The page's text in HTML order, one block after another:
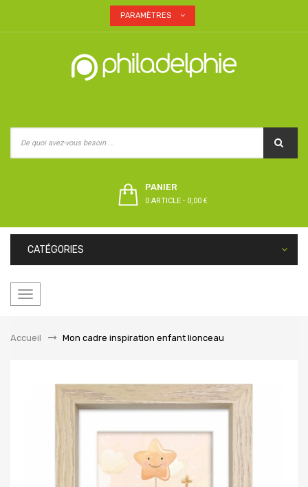
PARAMÈTRES
PANIER
0 ARTICLE - 0,00 €
CATÉGORIES
Basculer
Accueil
&gt;Mon cadre inspiration enfant lionceau